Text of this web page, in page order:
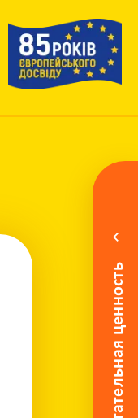
Питательная ценность